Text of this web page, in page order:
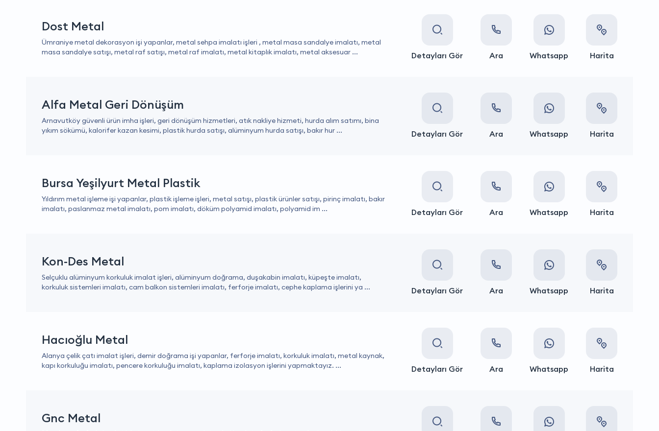
Dost Metal
Ümraniye metal dekorasyon işi yapanlar, metal sehpa imalatı işleri , metal masa sandalye imalatı, metal
masa sandalye satışı, metal raf satışı, metal raf imalatı, metal kitaplık imalatı, metal aksesuar ...
Detayları Gör Ara Whatsapp Harita
Alfa Metal Geri Dönüşüm
Arnavutköy güvenli ürün imha işleri, geri dönüşüm hizmetleri, atık nakliye hizmeti, hurda alım satımı, bina
yıkım sökümü, kalorifer kazan kesimi, plastik hurda satışı, alüminyum hurda satışı, bakır hur ...
Detayları Gör Ara Whatsapp Harita
Bursa Yeşilyurt Metal Plastik
Yıldırım metal işleme işi yapanlar, plastik işleme işleri, metal satışı, plastik ürünler satışı, pirinç imalatı, bakır
imalatı, paslanmaz metal imalatı, pom imalatı, döküm polyamid imalatı, polyamid im ...
Detayları Gör Ara Whatsapp Harita
Kon-Des Metal
Selçuklu alüminyum korkuluk imalat işleri, alüminyum doğrama, duşakabin imalatı, küpeşte imalatı,
korkuluk sistemleri imalatı, cam balkon sistemleri imalatı, ferforje imalatı, cephe kaplama işlerini ya ...
Detayları Gör Ara Whatsapp Harita
Hacıoğlu Metal
Alanya çelik çatı imalat işleri, demir doğrama işi yapanlar, ferforje imalatı, korkuluk imalatı, metal kaynak,
kapı korkuluğu imalatı, pencere korkuluğu imalatı, kaplama izolasyon işlerini yapmaktayız. ...
Detayları Gör Ara Whatsapp Harita
Gnc Metal